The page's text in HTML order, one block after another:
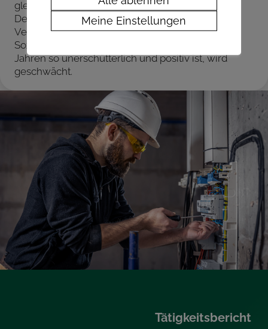
gleich. Je mehr das Gesetz darauf abzielt jedes
Detail festzulegen, desto mehr verlieren unsere
Verträge an Bedeutung und die gesamte
Sozialpartnerschaft, die schon seit über hundert
Jahren so unerschütterlich und positiv ist, wird
geschwächt.
Tätigkeitsbericht
Meine Einstellungen